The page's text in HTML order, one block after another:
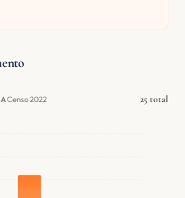
Censo 2022 25 total